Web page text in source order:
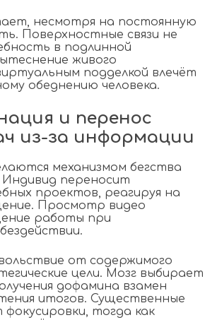
несмотря на постоянную
Поверхностные связи не
в подлинной
живого
подделкой влечёт
обеднению человека.
и перенос
из-за информации
механизмом бегства
Индивид переносит
проектов, реагируя на
Просмотр видео
работы при
от содержимого
цели. Мозг выбирает
дофамина взамен
итогов. Существенные
тогда как